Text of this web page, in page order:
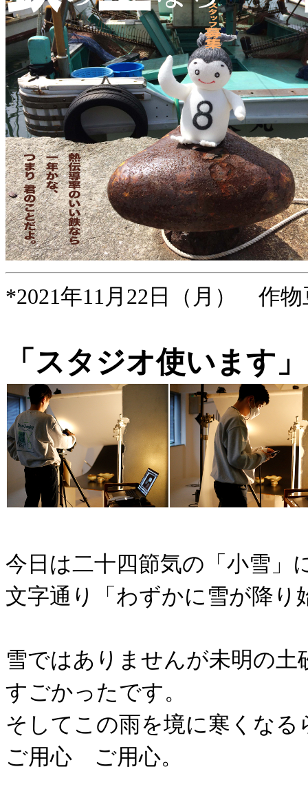
*2021年11月22日（月） 作物
「スタジオ使います」
今日は二十四節気の「小雪」
文字通り「わずかに雪が降り
雪ではありませんが未明の土
すごかったです。
そしてこの雨を境に寒くなる
ご用心 ご用心。